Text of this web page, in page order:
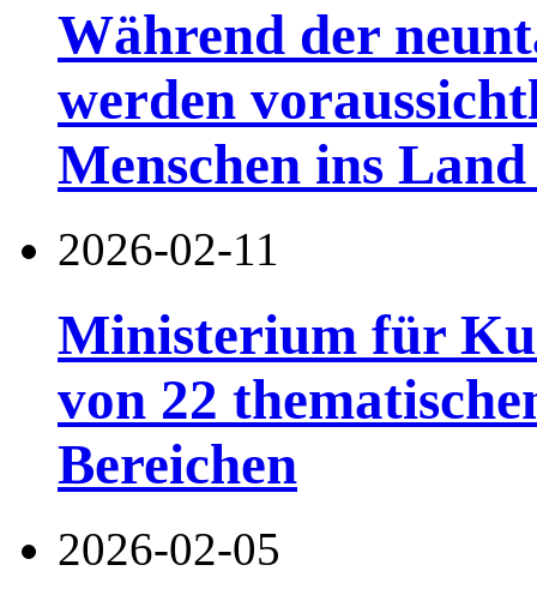
Während der
werden
Menschen ins
2026-02-11
Ministerium für
von 22
Bereichen
2026-02-05